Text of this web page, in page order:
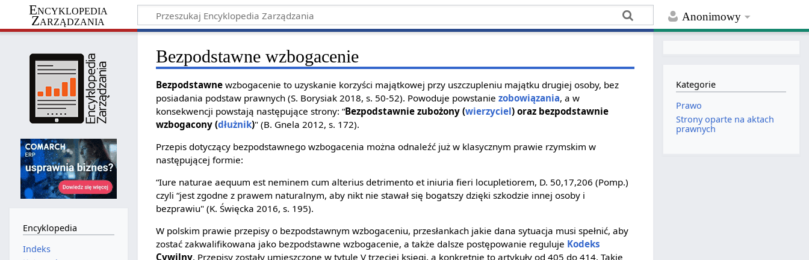
Anonimowy
Encyklopedia
Zarządzania
Bezpodstawne wzbogacenie
Bezpodstawne wzbogacenie to uzyskanie korzyści majątkowej przy uszczupleniu majątku drugiej osoby, bez
posiadania podstaw prawnych (S. Borysiak 2018, s. 50-52). Powoduje powstaniezobowiązania, a w
konsekwencji powstają następujące strony: “Bezpodstawnie zubożony (wierzyciel) oraz bezpodstawnie
wzbogacony (dłużnik)" (B. Gnela 2012, s. 172).
Przepis dotyczący bezpodstawnego wzbogacenia można odnaleźć już w klasycznym prawie rzymskim w
następującej formie:
“Iure naturae aequum est neminem cum alterius detrimento et iniuria fieri locupletiorem, D. 50,17,206 (Pomp.)
czyli “jest zgodne z prawem naturalnym, aby nikt nie stawał się bogatszy dzięki szkodzie innej osoby i
bezprawiu" (K. Święcka 2016, s. 195).
W polskim prawie przepisy o bezpodstawnym wzbogaceniu, przesłankach jakie dana sytuacja musi spełnić, aby
zostać zakwalifikowana jako bezpodstawne wzbogacenie, a także dalsze postępowanie reguluje Kodeks
Cywilny. Przepisy zostały umieszczone w tytule V trzeciej księgi, a konkretnie to artykuły od 405 do 414. Takie
Encyklopedia
Indeks
Kategorie
Prawo
Strony oparte na aktach
prawnych